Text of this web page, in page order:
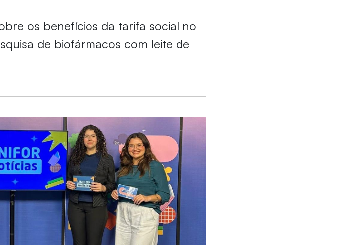
os benefícios da tarifa social no
de biofármacos com leite de